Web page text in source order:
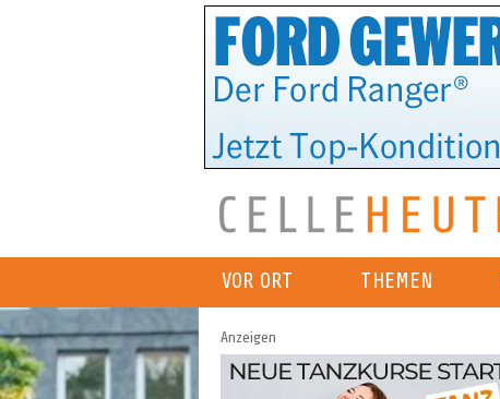
VOR ORT THEMEN
Anzeigen